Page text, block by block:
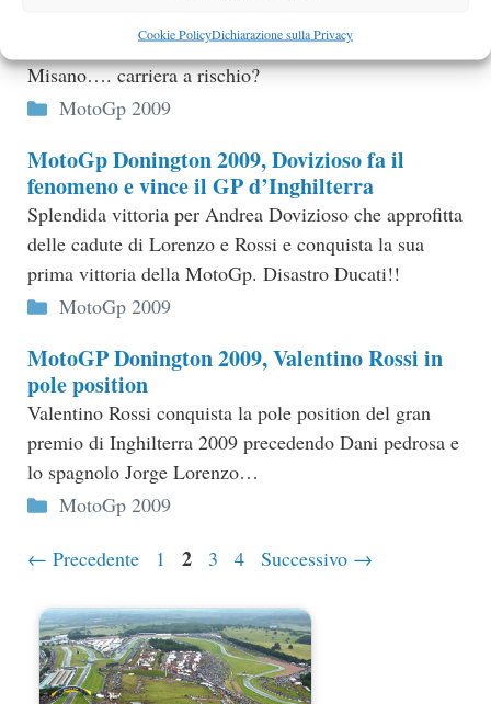
Cookie PolicyDichiarazione sulla Privacy
sicuramente salterà Brno e forse anche Indianapolis e
Misano…. carriera a rischio?
Categorie
MotoGp 2009
MotoGp Donington 2009, Dovizioso fa il
fenomeno e vince il GP d’Inghilterra
Splendida vittoria per Andrea Dovizioso che approfitta
delle cadute di Lorenzo e Rossi e conquista la sua
prima vittoria della MotoGp. Disastro Ducati!!
Categorie
MotoGp 2009
MotoGP Donington 2009, Valentino Rossi in
pole position
Valentino Rossi conquista la pole position del gran
premio di Inghilterra 2009 precedendo Dani pedrosa e
lo spagnolo Jorge Lorenzo…
Categorie
MotoGp 2009
← Precedente Pagina
1 Pagina
2 Pagina
3 Pagina
4 Successivo →